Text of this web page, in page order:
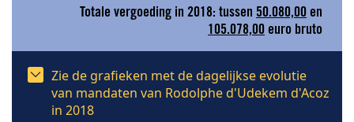
Totale vergoeding in 2018: tussen 50.080,00 en
105.078,00 euro bruto
Zie de grafieken met de dagelijkse evolutie
van mandaten van Rodolphe d'Udekem d'Acoz
in 2018